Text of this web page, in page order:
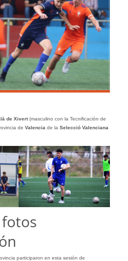
de Xivert(masculino con la Tecnificación de
de Valencia de laSelecció Valenciana
participaron en esta sesión de